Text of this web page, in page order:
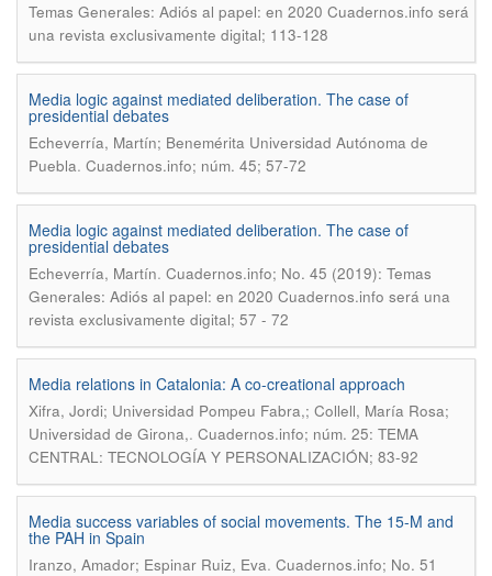
Temas Generales: Adiós al papel: en 2020 Cuadernos.info será
una revista exclusivamente digital; 113-128
Media logic against mediated deliberation. The case of
presidential debates
Echeverría, Martín; Benemérita Universidad Autónoma de
Puebla. Cuadernos.info; núm. 45; 57-72
Media logic against mediated deliberation. The case of
presidential debates
Echeverría, Martín. Cuadernos.info; No. 45 (2019): Temas
Generales: Adiós al papel: en 2020 Cuadernos.info será una
revista exclusivamente digital; 57 - 72
Media relations in Catalonia: A co-creational approach
Xifra, Jordi; Universidad Pompeu Fabra,; Collell, María Rosa;
Universidad de Girona,. Cuadernos.info; núm. 25: TEMA
CENTRAL: TECNOLOGÍA Y PERSONALIZACIÓN; 83-92
Media success variables of social movements. The 15-M and
the PAH in Spain
Iranzo, Amador; Espinar Ruiz, Eva. Cuadernos.info; No. 51